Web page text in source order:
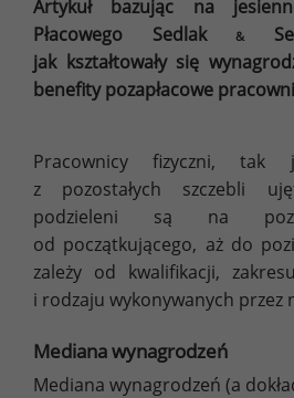
Artykuł bazując na
Płacowego Sedlak
&
jak kształtowały się
benefity pozapłacowe
Pracownicy fizyczni,
z pozostałych szczebli
podzieleni są na
od początkującego, aż do
zależy od kwalifikacji,
i rodzaju wykonywanych przez
Mediana wynagrodzeń
Mediana wynagrodzeń (a